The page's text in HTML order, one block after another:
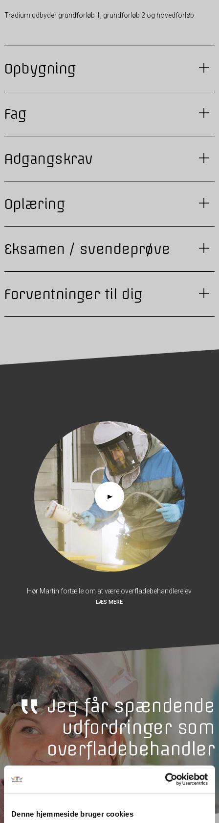
Denne hjemmeside bruger cookies
Tradium udbyder grundforløb 1, grundforløb 2 og hovedforløb
Opbygning
Fag
Adgangskrav
Oplæring
Eksamen / svendeprøve
Forventninger til dig
Hør Martin fortælle om at være overfladebehandlerelev
LÆS MERE
Jeg får spændende
udfordringer som
overfladebehandler
Josefine/studerende